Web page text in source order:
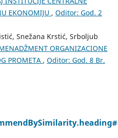
ЕKОNОMIJU , Oditor: God. 2
Snežana Krstić, Srboljub
ORGANIZACIONE
PROMETA , Oditor: God. 8 Br.